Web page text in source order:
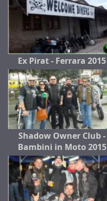
Ex Pirat - Ferrara 2015
Shadow Owner Club -
Bambini in Moto 2015